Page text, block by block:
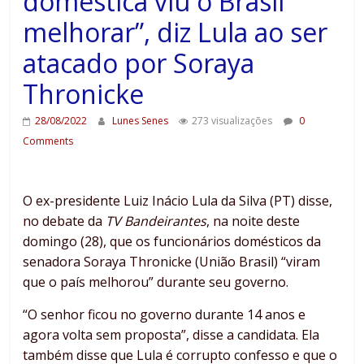
melhorar”, diz Lula ao ser
atacado por Soraya
Thronicke
28/08/2022 Lunes Senes 273 visualizações
0
Comments
O ex-presidente Luiz Inácio Lula da Silva (PT) disse,
no debate da TV Bandeirantes, na noite deste
domingo (28), que os funcionários domésticos da
senadora Soraya Thronicke (União Brasil) “viram
que o país melhorou” durante seu governo.
“O senhor ficou no governo durante 14 anos e
agora volta sem proposta”, disse a candidata. Ela
também disse que Lula é corrupto confesso e que o